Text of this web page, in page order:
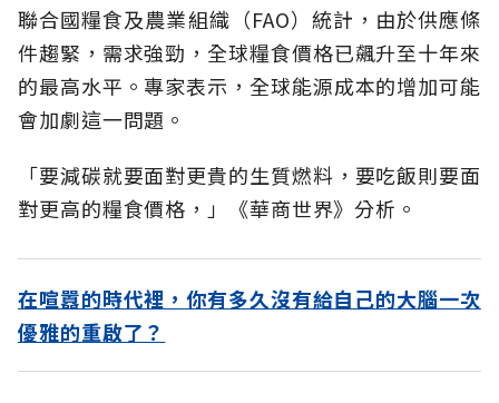
聯合國糧食及農業組織（FAO）統計，由於供應條
件趨緊，需求強勁，全球糧食價格已飆升至十年來
的最高水平。專家表示，全球能源成本的增加可能
會加劇這一問題。
「要減碳就要面對更貴的生質燃料，要吃飯則要面
對更高的糧食價格，」《華商世界》分析。
在喧囂的時代裡，你有多久沒有給自己的大腦一次
優雅的重啟了？